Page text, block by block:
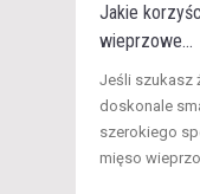
Jakie
wieprzowe...
Jeśli szukasz
doskonale
szerokiego
mięso